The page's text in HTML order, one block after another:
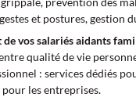
et postures, gestion
de vos salariés aidants
qualité de vie
: services dédiés
les entreprises.